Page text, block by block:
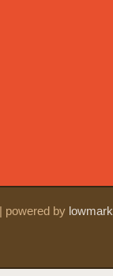
powered by lowmark